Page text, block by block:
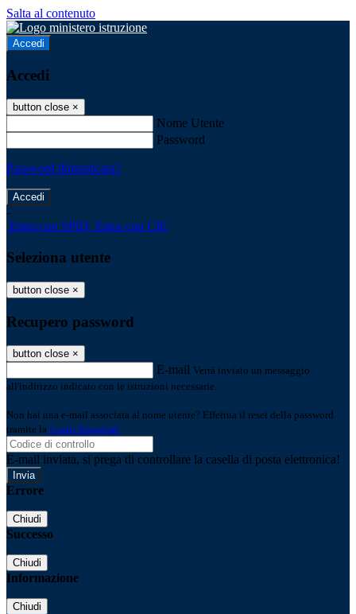
Salta al contenuto
Accedi
Accedi
button close ×
Nome Utente
Password
Password dimenticata?
-
Entra con SPID Entra con CIE
Seleziona utente
button close ×
Recupero password
button close ×
E-mail Verrà inviato un messaggio
all'indirizzo indicato con le istruzioni necessarie.
Non hai una e-mail associata al nome utente? Effettua il reset della password
tramite la Login Spaggiari
E-mail inviata, si prega di controllare la casella di posta elettronica!
Errore
Chiudi
Successo
Chiudi
Informazione
Chiudi